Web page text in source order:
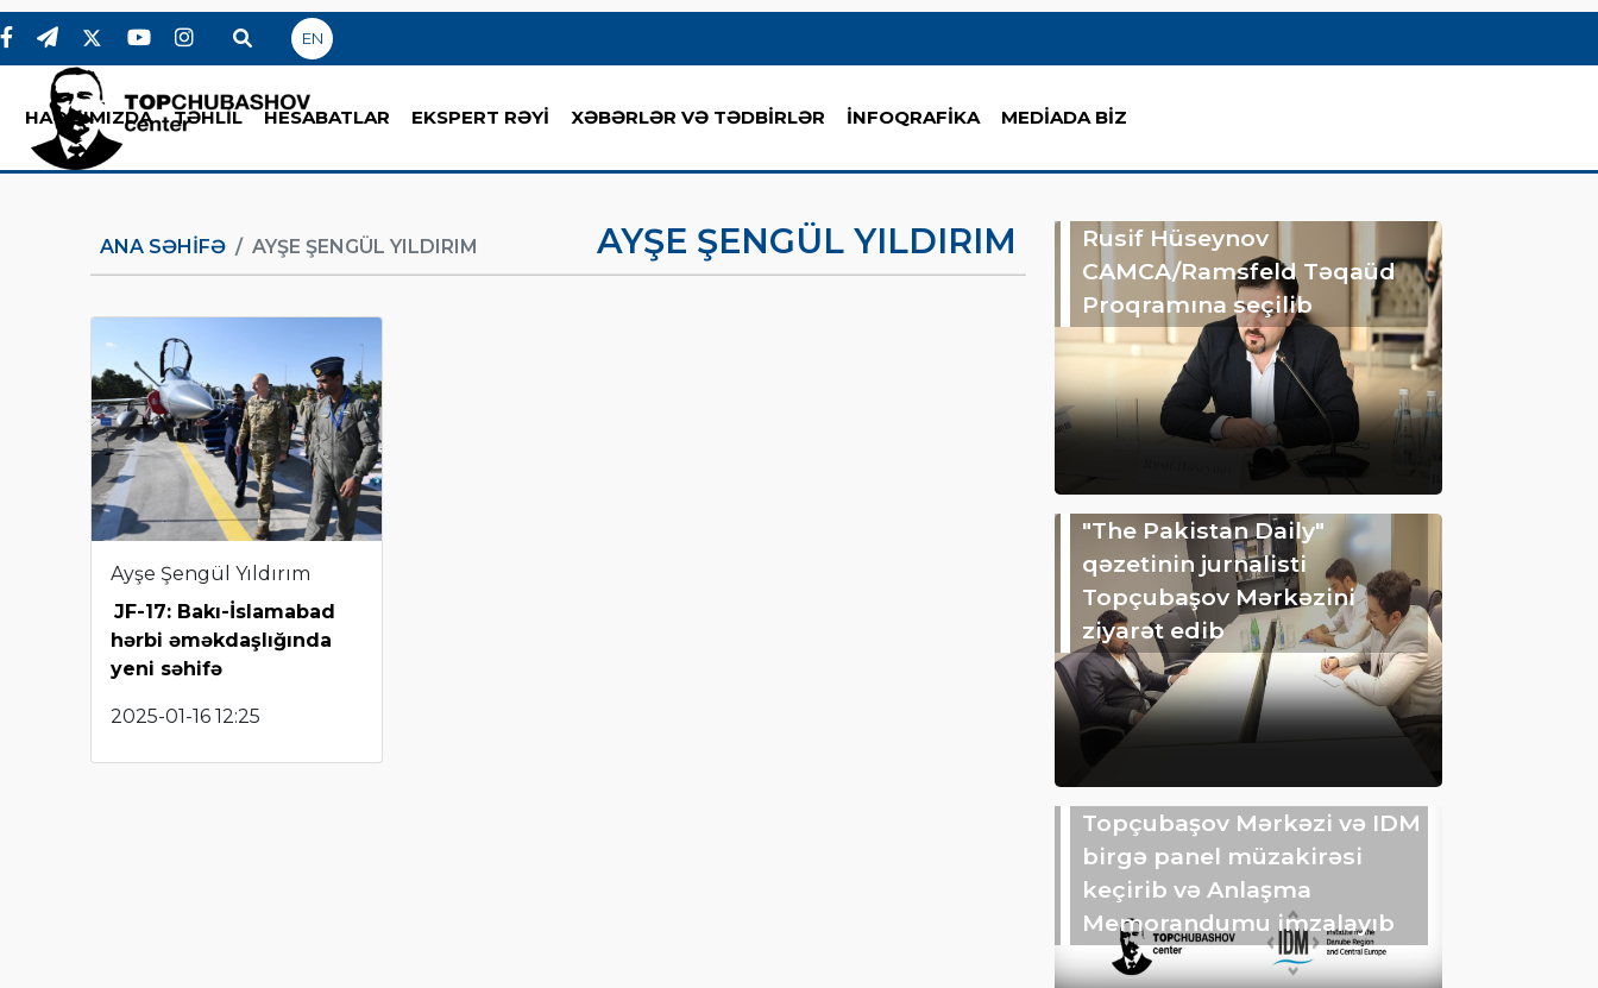
EN
HAQQIMIZDA TƏHLİL HESABATLAR EKSPERT RƏYİ XƏBƏRLƏR VƏ TƏDBİRLƏR İNFOQRAFİKA MEDİADA BİZ
ANA SƏHIFƏ AYŞE ŞENGÜL YILDIRIM AYŞE ŞENGÜL YILDIRIM
Ayşe Şengül Yıldırım
JF-17: Bakı-İslamabad
hərbi əməkdaşlığında
yeni səhifə
2025-01-16 12:25
Rusif Hüseynov
CAMCA/Ramsfeld Təqaüd
Proqramına seçilib
"The Pakistan Daily"
qəzetinin jurnalisti
Topçubaşov Mərkəzini
ziyarət edib
Topçubaşov Mərkəzi və IDM
birgə panel müzakirəsi
keçirib və Anlaşma
Memorandumu imzalayıb